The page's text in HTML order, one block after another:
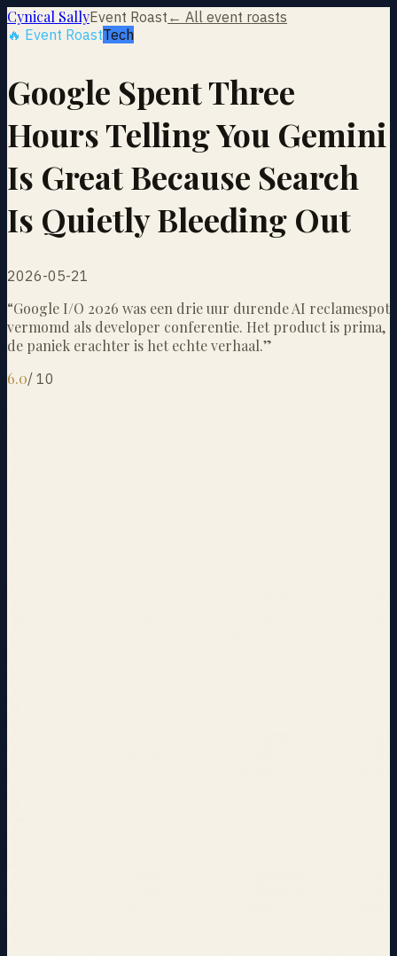
Cynical SallyEvent Roast ← All event roasts
🔥 Event RoastTech
Google Spent Three
Hours Telling You Gemini
Is Great Because Search
Is Quietly Bleeding Out
2026-05-21
“Google I/O 2026 was een drie uur durende AI reclamespot
vermomd als developer conferentie. Het product is prima,
de paniek erachter is het echte verhaal.”
6.0/ 10